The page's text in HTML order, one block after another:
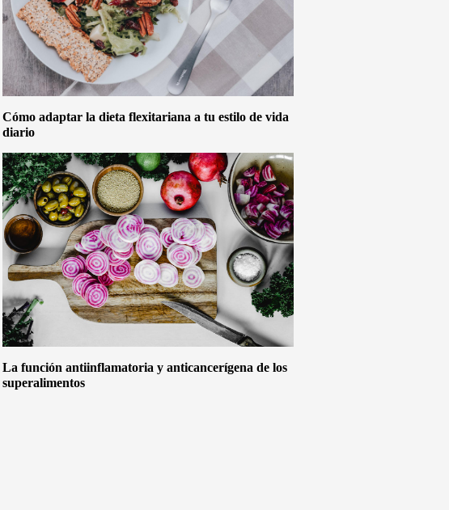
Cómo adaptar la dieta flexitariana a tu estilo de vida
diario
La función antiinflamatoria y anticancerígena de los
superalimentos